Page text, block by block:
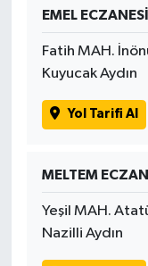
EMEL ECZANESİ
Fatih MAH.
Kuyucak Aydın
Yol Tarifi Al
MELTEM
Yeşil MAH.
Nazilli Aydın